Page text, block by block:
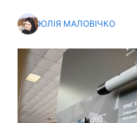
ЮЛІЯ МАЛОВІЧКО